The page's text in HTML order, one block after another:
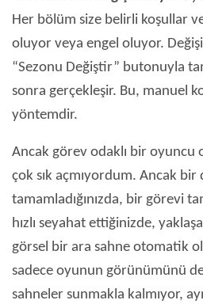
Her bölüm size belirli koşullar
oluyor veya engel oluyor.
“Sezonu Değiştir” butonuyla
sonra gerçekleşir. Bu, manuel
yöntemdir.
Ancak görev odaklı bir oyuncu
çok sık açmıyordum. Ancak bir
tamamladığınızda, bir görevi
hızlı seyahat ettiğinizde,
görsel bir ara sahne otomatik
sadece oyunun görünümünü
sahneler sunmakla kalmıyor,